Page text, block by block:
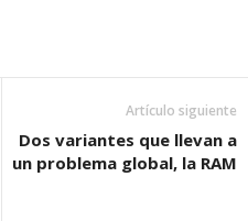
Artículo siguiente
Dos variantes que llevan a
un problema global, la RAM